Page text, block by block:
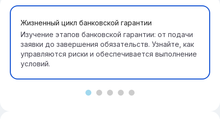
Жизненный цикл банковской гарантии
Изучение этапов банковской гарантии: от подачи
заявки до завершения обязательств. Узнайте, как
управляются риски и обеспечивается выполнение
условий.